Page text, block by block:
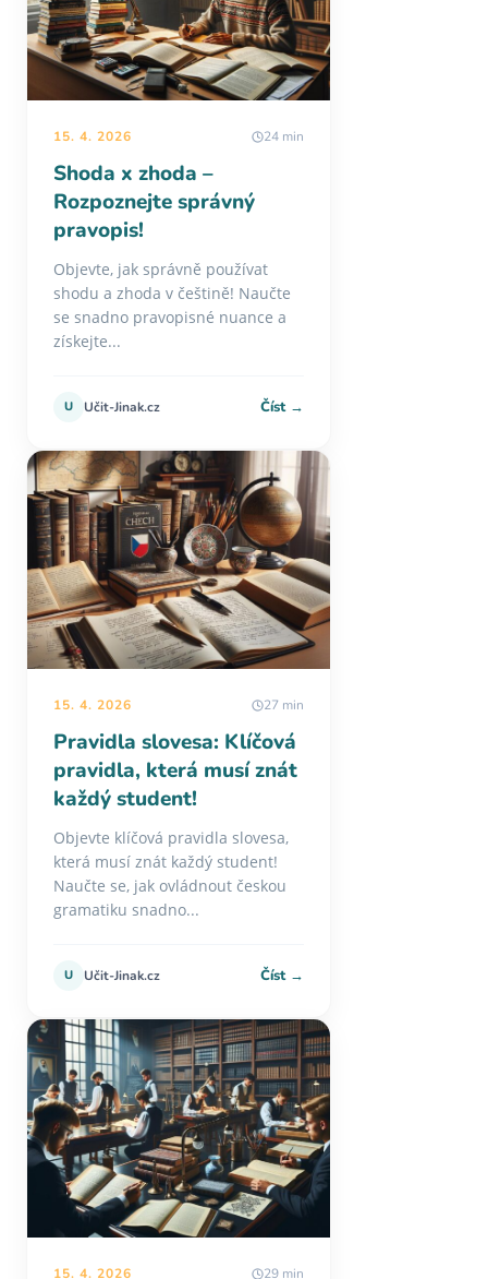
15. 4. 2026 24 min
Shoda x zhoda –
Rozpoznejte správný
pravopis!
Objevte, jak správně používat
shodu a zhoda v češtině! Naučte
se snadno pravopisné nuance a
získejte...
U Učit-Jinak.cz Číst →
15. 4. 2026 27 min
Pravidla slovesa: Klíčová
pravidla, která musí znát
každý student!
Objevte klíčová pravidla slovesa,
která musí znát každý student!
Naučte se, jak ovládnout českou
gramatiku snadno...
U Učit-Jinak.cz Číst →
15. 4. 2026 29 min